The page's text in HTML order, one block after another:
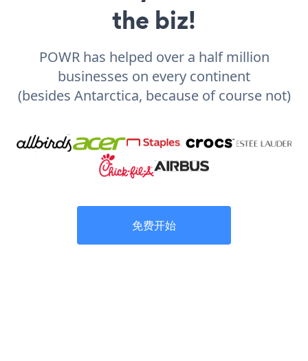
the biz!
POWR has helped over a half million
businesses on every continent
(besides Antarctica, because of course not)
免费开始